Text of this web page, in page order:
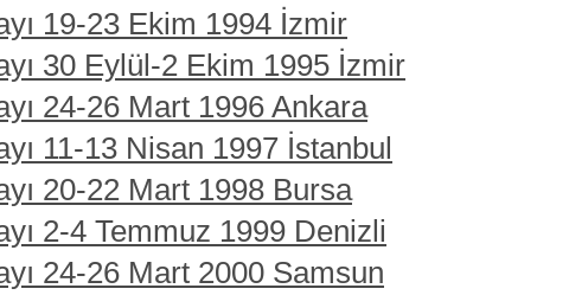
19-23 Ekim 1994 İzmir
30 Eylül-2 Ekim 1995 İzmir
24-26 Mart 1996 Ankara
11-13 Nisan 1997 İstanbul
20-22 Mart 1998 Bursa
2-4 Temmuz 1999 Denizli
24-26 Mart 2000 Samsun